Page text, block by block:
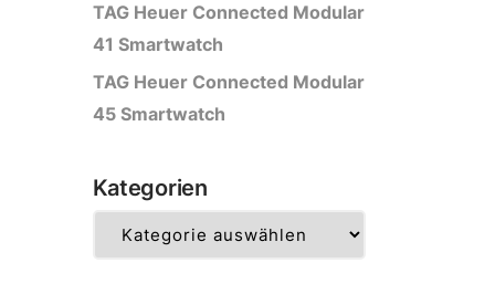
TAG Heuer Connected Modular
41 Smartwatch
TAG Heuer Connected Modular
45 Smartwatch
Kategorien